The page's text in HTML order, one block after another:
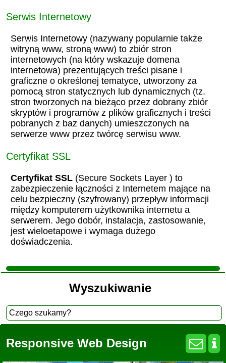
Serwis Internetowy
Serwis Internetowy (nazywany popularnie także
witryną www, stroną www) to zbiór stron
internetowych (na który wskazuje domena
internetowa) prezentujących treści pisane i
graficzne o określonej tematyce, utworzony za
pomocą stron statycznych lub dynamicznych (tz.
stron tworzonych na bieżąco przez dobrany zbiór
skryptów i programów z plików graficznych i treści
pobranych z baz danych) umieszczonych na
serwerze www przez twórcę serwisu www.
Certyfikat SSL
Certyfikat SSL (Secure Sockets Layer ) to
zabezpieczenie łączności z Internetem mające na
celu bezpieczny (szyfrowany) przepływ informacji
między komputerem użytkownika internetu a
serwerem. Jego dobór, instalacja, zastosowanie,
jest wieloetapowe i wymaga dużego
doświadczenia.
Wyszukiwanie
Responsive Web Design